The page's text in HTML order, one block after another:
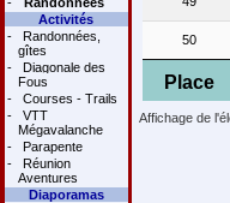
Activités
-
Randonnées,
gîtes
-
Diagonale des
Fous
-
Courses - Trails
-
VTT
Mégavalanche
-
Parapente
-
Réunion
Aventures
Diaporamas
Place
50
Affichage de